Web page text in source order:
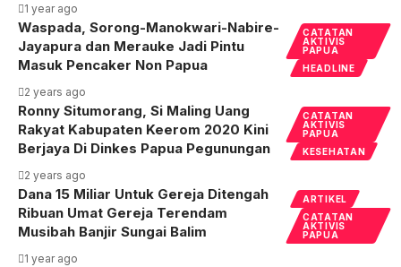
1 year ago
CATATAN
AKTIVIS
PAPUA
HEADLINE
Waspada, Sorong-Manokwari-Nabire-
Jayapura dan Merauke Jadi Pintu
Masuk Pencaker Non Papua
2 years ago
CATATAN
AKTIVIS
PAPUA
KESEHATAN
Ronny Situmorang, Si Maling Uang
Rakyat Kabupaten Keerom 2020 Kini
Berjaya Di Dinkes Papua Pegunungan
2 years ago
ARTIKEL
CATATAN
AKTIVIS
PAPUA
Dana 15 Miliar Untuk Gereja Ditengah
Ribuan Umat Gereja Terendam
Musibah Banjir Sungai Balim
1 year ago